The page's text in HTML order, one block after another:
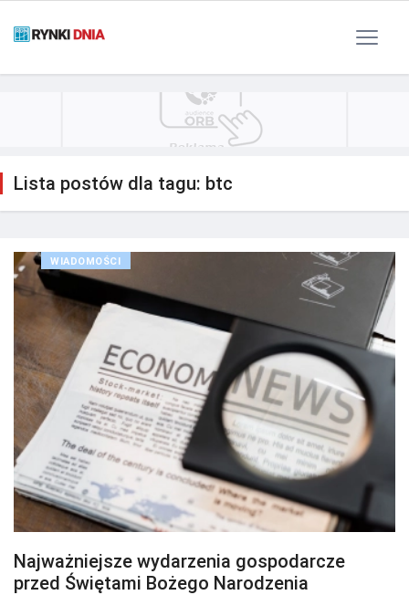
Lista postów dla tagu: btc
WIADOMOŚCI
Najważniejsze wydarzenia gospodarcze
przed Świętami Bożego Narodzenia